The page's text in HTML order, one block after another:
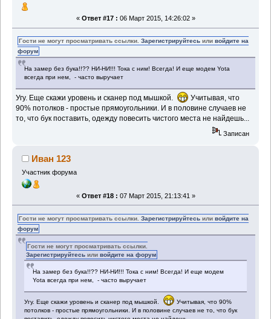
« Ответ #17 : 06 Март 2015, 14:26:02 »
Гости не могут просматривать ссылки.Зарегистрируйтесь иливойдите на
форум
На замер без бука!!?? НИ-НИ!!! Тока с ним! Всегда! И еще модем Yota
всегда при нем, - часто выручает
Угу. Еще скажи уровень и сканер под мышкой.
Учитывая, что
90% потолков - простые прямоугольники. И в половине случаев не
то, что бук поставить, одежду повесить чистого места не найдешь...
Записан
Иван 123
Участник форума
« Ответ #18 : 07 Март 2015, 21:13:41 »
Гости не могут просматривать ссылки.Зарегистрируйтесь иливойдите на
форум
Гости не могут просматривать ссылки.
Зарегистрируйтесь иливойдите на форум
На замер без бука!!?? НИ-НИ!!! Тока с ним! Всегда! И еще модем
Yota всегда при нем, - часто выручает
Угу. Еще скажи уровень и сканер под мышкой.
Учитывая, что 90%
потолков - простые прямоугольники. И в половине случаев не то, что бук